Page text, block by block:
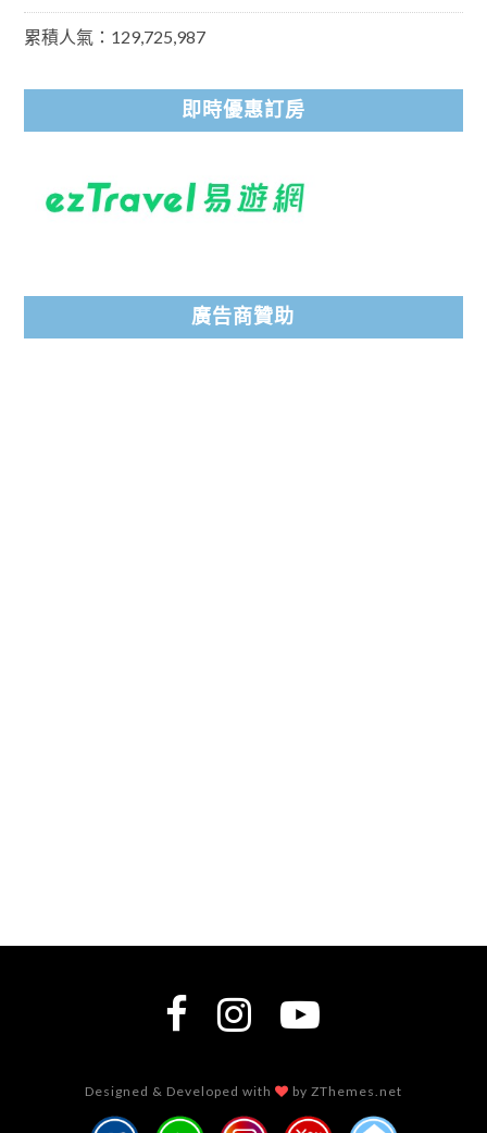
累積人氣：129,725,987
即時優惠訂房
廣告商贊助
Designed & Developed with by ZThemes.net